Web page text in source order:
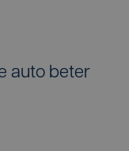
auto beter